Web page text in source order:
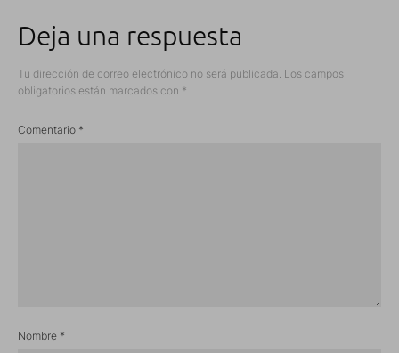
Deja una respuesta
Tu dirección de correo electrónico no será publicada. Los campos
obligatorios están marcados con *
Comentario *
Nombre *